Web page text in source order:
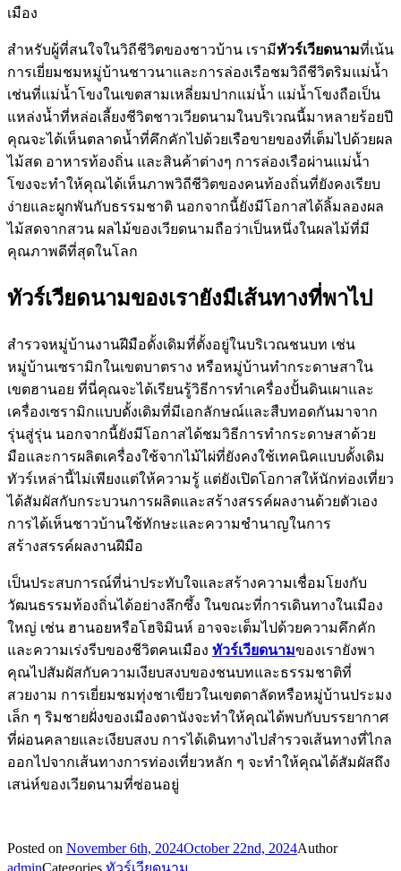
เมือง
สำหรับผู้ที่สนใจในวิถีชีวิตของชาวบ้าน เรามีทัวร์เวียดนามที่เน้น
การเยี่ยมชมหมู่บ้านชาวนาและการล่องเรือชมวิถีชีวิตริมแม่น้ำ
เช่นที่แม่น้ำโขงในเขตสามเหลี่ยมปากแม่น้ำ แม่น้ำโขงถือเป็น
แหล่งน้ำที่หล่อเลี้ยงชีวิตชาวเวียดนามในบริเวณนี้มาหลายร้อยปี
คุณจะได้เห็นตลาดน้ำที่คึกคักไปด้วยเรือขายของที่เต็มไปด้วยผล
ไม้สด อาหารท้องถิ่น และสินค้าต่างๆ การล่องเรือผ่านแม่น้ำ
โขงจะทำให้คุณได้เห็นภาพวิถีชีวิตของคนท้องถิ่นที่ยังคงเรียบ
ง่ายและผูกพันกับธรรมชาติ นอกจากนี้ยังมีโอกาสได้ลิ้มลองผล
ไม้สดจากสวน ผลไม้ของเวียดนามถือว่าเป็นหนึ่งในผลไม้ที่มี
คุณภาพดีที่สุดในโลก
ทัวร์เวียดนามของเรายังมีเส้นทางที่พาไป
สำรวจหมู่บ้านงานฝีมือดั้งเดิมที่ตั้งอยู่ในบริเวณชนบท เช่น
หมู่บ้านเซรามิกในเขตบาตราง หรือหมู่บ้านทำกระดาษสาใน
เขตฮานอย ที่นี่คุณจะได้เรียนรู้วิธีการทำเครื่องปั้นดินเผาและ
เครื่องเซรามิกแบบดั้งเดิมที่มีเอกลักษณ์และสืบทอดกันมาจาก
รุ่นสู่รุ่น นอกจากนี้ยังมีโอกาสได้ชมวิธีการทำกระดาษสาด้วย
มือและการผลิตเครื่องใช้จากไม้ไผ่ที่ยังคงใช้เทคนิคแบบดั้งเดิม
ทัวร์เหล่านี้ไม่เพียงแต่ให้ความรู้ แต่ยังเปิดโอกาสให้นักท่องเที่ยว
ได้สัมผัสกับกระบวนการผลิตและสร้างสรรค์ผลงานด้วยตัวเอง
การได้เห็นชาวบ้านใช้ทักษะและความชำนาญในการ
สร้างสรรค์ผลงานฝีมือ
เป็นประสบการณ์ที่น่าประทับใจและสร้างความเชื่อมโยงกับ
วัฒนธรรมท้องถิ่นได้อย่างลึกซึ้ง ในขณะที่การเดินทางในเมือง
ใหญ่ เช่น ฮานอยหรือโฮจิมินห์ อาจจะเต็มไปด้วยความคึกคัก
และความเร่งรีบของชีวิตคนเมือง ทัวร์เวียดนามของเรายังพา
คุณไปสัมผัสกับความเงียบสงบของชนบทและธรรมชาติที่
สวยงาม การเยี่ยมชมทุ่งชาเขียวในเขตดาลัดหรือหมู่บ้านประมง
เล็ก ๆ ริมชายฝั่งของเมืองดานังจะทำให้คุณได้พบกับบรรยากาศ
ที่ผ่อนคลายและเงียบสงบ การได้เดินทางไปสำรวจเส้นทางที่ไกล
ออกไปจากเส้นทางการท่องเที่ยวหลัก ๆ จะทำให้คุณได้สัมผัสถึง
เสน่ห์ของเวียดนามที่ซ่อนอยู่
Posted on November 6th, 2024October 22nd, 2024Author
adminCategories ทัวร์เวียดนาม